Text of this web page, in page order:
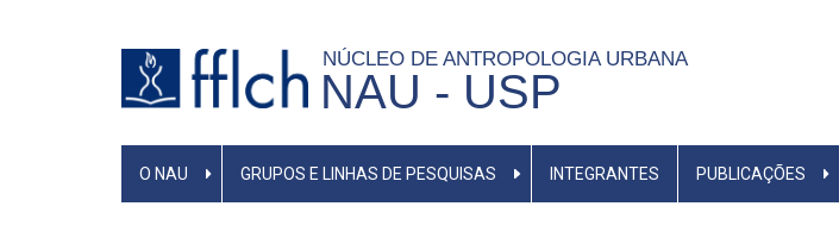
NÚCLEO DE ANTROPOLOGIA URBANA
NAU - USP
NAVEGAÇÃO
O NAU GRUPOS E LINHAS DE PESQUISAS INTEGRANTES PUBLICAÇÕES